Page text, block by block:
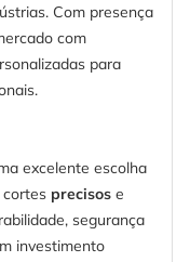
Com presença
com
para
excelente escolha
cortes precisos e
segurança
investimento